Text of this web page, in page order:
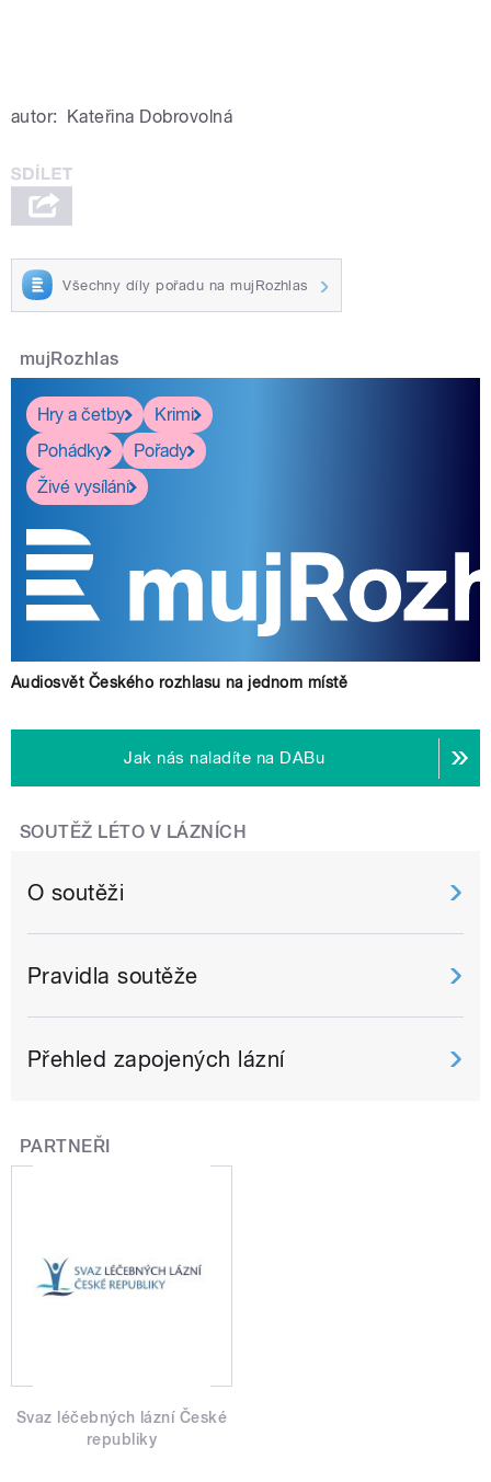
autor: Kateřina Dobrovolná
Všechny díly pořadu na mujRozhlas
mujRozhlas
Hry a četby
Krimi
Pohádky
Pořady
Živé vysílání
Audiosvět Českého rozhlasu na jednom místě
Jak nás naladíte na DABu
SOUTĚŽ LÉTO V LÁZNÍCH
O soutěži
Pravidla soutěže
Přehled zapojených lázní
PARTNEŘI
Svaz léčebných lázní České
republiky